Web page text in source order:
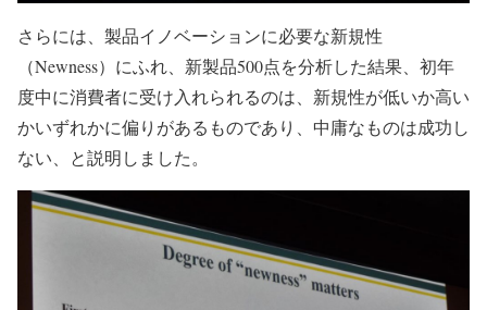
さらには、製品イノベーションに必要な新規性
（Newness）にふれ、新製品500点を分析した結果、初年
度中に消費者に受け入れられるのは、新規性が低いか高い
かいずれかに偏りがあるものであり、中庸なものは成功し
ない、と説明しました。